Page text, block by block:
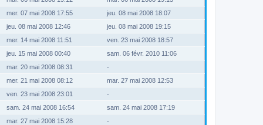
mer. 07 mai 2008 17:55
jeu. 08 mai 2008 18:07
jeu. 08 mai 2008 12:46
jeu. 08 mai 2008 19:15
mer. 14 mai 2008 11:51
ven. 23 mai 2008 18:57
jeu. 15 mai 2008 00:40
sam. 06 févr. 2010 11:06
mar. 20 mai 2008 08:31
-
mer. 21 mai 2008 08:12
mar. 27 mai 2008 12:53
ven. 23 mai 2008 23:01
-
sam. 24 mai 2008 16:54
sam. 24 mai 2008 17:19
mar. 27 mai 2008 15:28
-